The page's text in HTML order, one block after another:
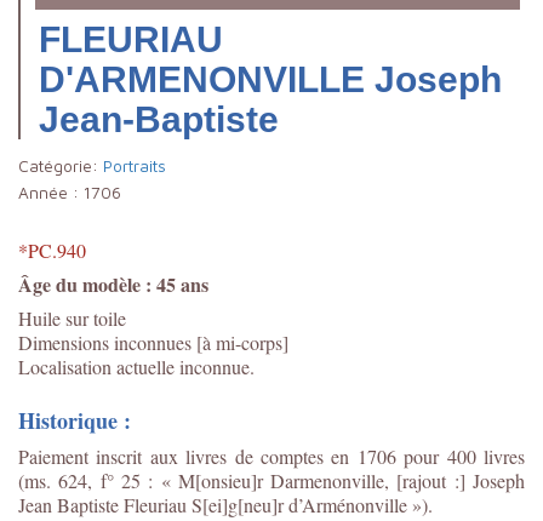
FLEURIAU
D'ARMENONVILLE Joseph
Jean-Baptiste
Catégorie: Portraits
Année : 1706
*PC.940
Âge du modèle : 45 ans
Huile sur toile
Dimensions inconnues [à mi-corps]
Localisation actuelle inconnue.
Historique :
Paiement inscrit aux livres de comptes en 1706 pour 400 livres
(ms. 624, f° 25 : « M[onsieu]r Darmenonville, [rajout :] Joseph
Jean Baptiste Fleuriau S[ei]g[neu]r d’Arménonville »).